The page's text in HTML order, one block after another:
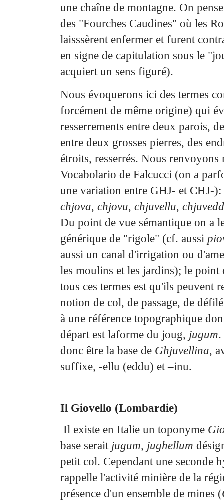
une chaîne de montagne. On
des "Fourches Caudines" où les
laisssèrent enfermer et furent
en signe de capitulation sous le
acquiert un sens figuré).
Nous évoquerons ici des termes
forcément de même origine) qui
resserrements entre deux parois,
entre deux grosses pierres, des
étroits, resserrés. Nous
Vocabolario de Falcucci (on a
une variation entre GHJ- et CHJ-):
chjova, chjovu, chjuvellu,
Du point de vue sémantique on a
générique de "rigole" (cf. aussi
aussi un canal d'irrigation ou
les moulins et les jardins); le point
tous ces termes est qu'ils peuvent
notion de col, de passage, de
à une référence topographique
départ est laforme du joug, jugum.
donc être la base de Ghjuvellina,
suffixe, -ellu (eddu) et –inu.
Il Giovello (Lombardie)
Il existe en Italie un toponyme
base serait jugum, jughellum
petit col. Cependant une seconde
rappelle l'activité minière de la
présence d'un ensemble de mines (